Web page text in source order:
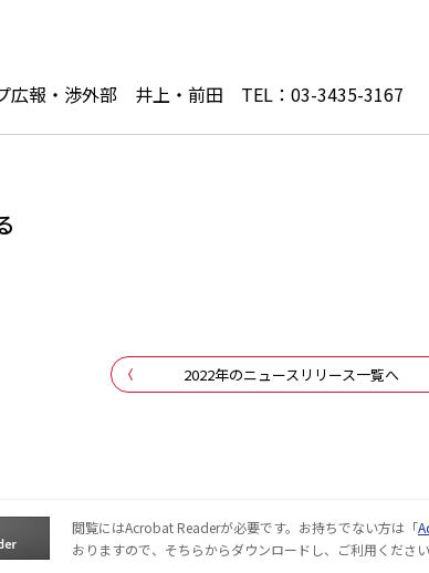
広報・渉外部 井上・前田 TEL：03-3435-3167
2022年のニュースリリース一覧へ
閲覧にはAcrobat Readerが必要です。お持ちでない方は「
おりますので、そちらからダウンロードし、ご利用ください